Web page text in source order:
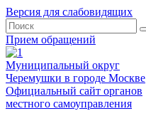
Версия для слабовидящих
Прием обращений
Муниципальный округ
Черемушки в городе Москве
Официальный сайт органов
местного самоуправления